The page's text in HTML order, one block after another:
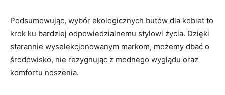
Podsumowując, wybór ekologicznych butów dla kobiet to
krok ku bardziej odpowiedzialnemu stylowi życia. Dzięki
starannie wyselekcjonowanym markom, możemy dbać o
środowisko, nie rezygnując z modnego wyglądu oraz
komfortu noszenia.